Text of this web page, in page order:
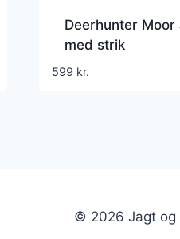
Deerhunter Moor
med strik
599 kr.
© 2026 Jagt og